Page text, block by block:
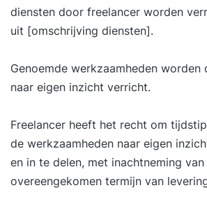
diensten door freelancer worden
uit [omschrijving diensten].
Genoemde werkzaamheden worden
naar eigen inzicht verricht.
Freelancer heeft het recht om
de werkzaamheden naar eigen
en in te delen, met inachtneming van
overeengekomen termijn van